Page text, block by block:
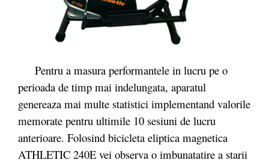
Pentru a masura performantele in lucru pe o
perioada de timp mai indelungata, aparatul
genereaza mai multe statistici implementand valorile
memorate pentru ultimile 10 sesiuni de lucru
anterioare. Folosind bicicleta eliptica magnetica
ATHLETIC 240E vei observa o imbunatatire a starii